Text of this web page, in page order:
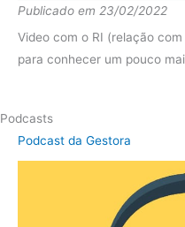
Publicado em 23/02/2022
Video com o RI (relação
para conhecer um pouco
Podcasts
Podcast da Gestora